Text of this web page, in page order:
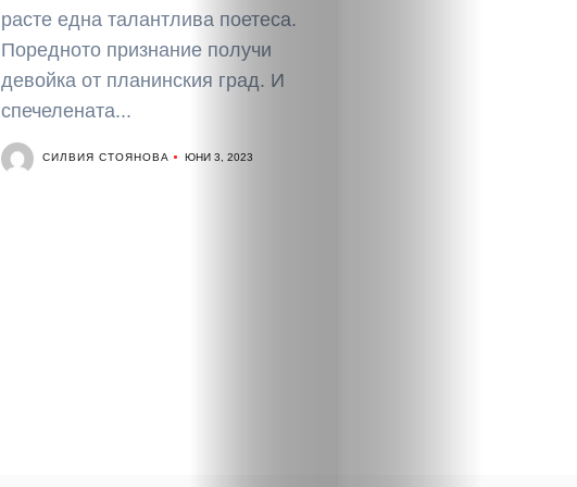
расте една талантлива поетеса.
Поредното признание получи
девойка от планинския град. И
спечелената...
СИЛВИЯ СТОЯНОВА ЮНИ 3, 2023